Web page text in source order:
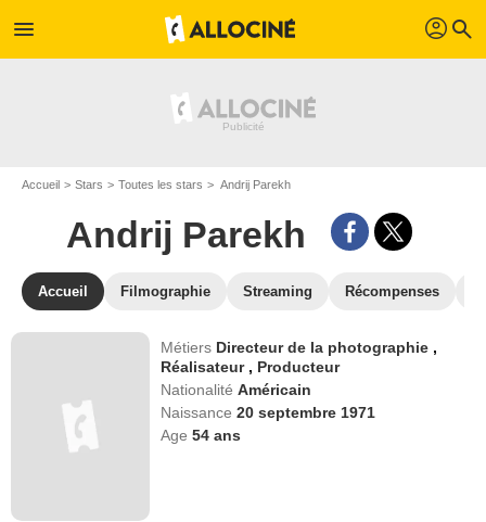
menu profil search
Accueil Stars Toutes les stars Andrij Parekh
Andrij Parekh
Accueil Filmographie Streaming Récompenses
Métiers Directeur de la photographie ,
Réalisateur , Producteur
NationalitéAméricain
Naissance20 septembre 1971
Age54 ans